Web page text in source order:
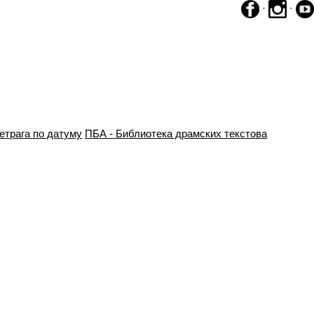
· ·
по датуму ПБА - Библиотека драмских текстова